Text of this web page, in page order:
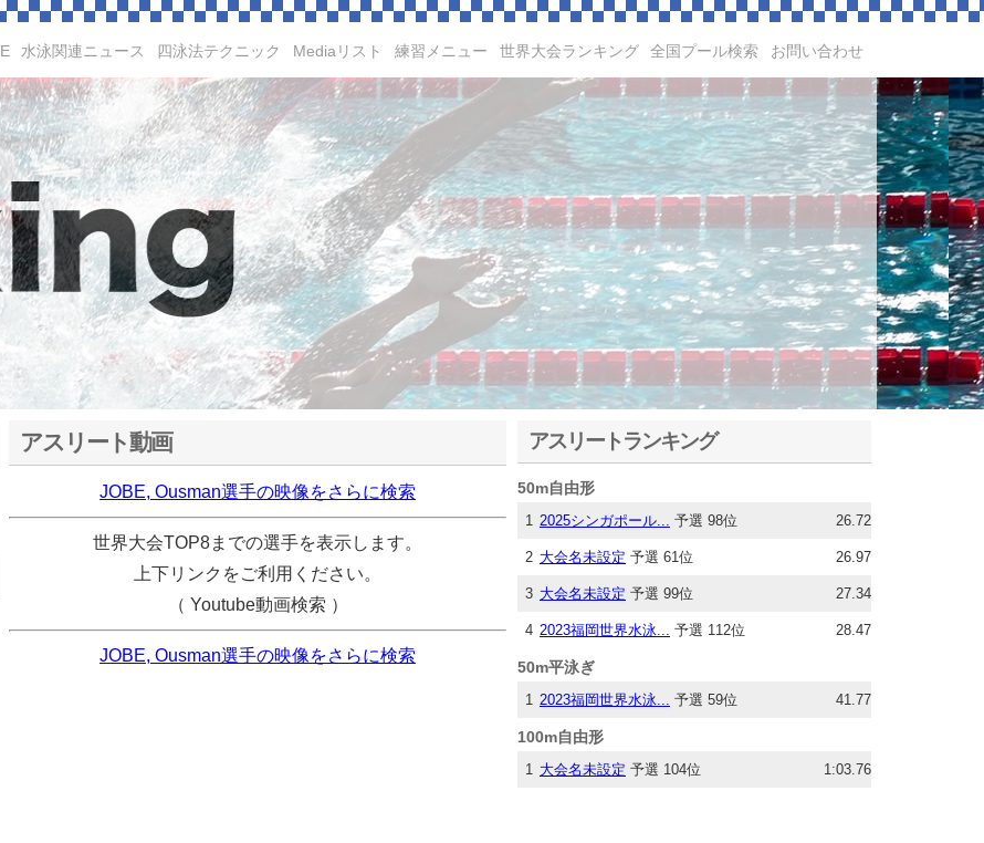
水泳関連ニュース 四泳法テクニック Mediaリスト 練習メニュー 世界大会ランキング 全国プール検索 お問い合わせ
アスリート動画
JOBE, Ousman選手の映像をさらに検索
世界大会TOP8までの選手を表示します。
上下リンクをご利用ください。
（ Youtube動画検索 ）
JOBE, Ousman選手の映像をさらに検索
アスリートランキング
50m自由形
1 2025シンガポール... 予選 98位 26.72
2 大会名未設定 予選 61位 26.97
3 大会名未設定 予選 99位 27.34
4 2023福岡世界水泳... 予選 112位 28.47
50m平泳ぎ
1 2023福岡世界水泳... 予選 59位 41.77
100m自由形
1 大会名未設定 予選 104位 1:03.76